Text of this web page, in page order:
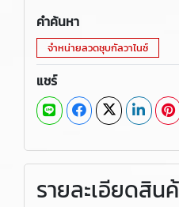
คำค้นหา
จำหน่ายลวดชุบกัลวาไนซ์
แชร์
รายละเอียดสิน